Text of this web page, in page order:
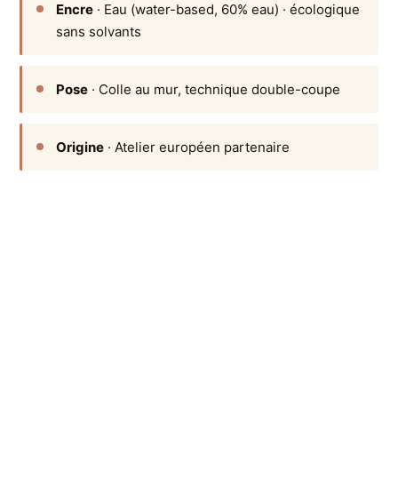
Encre · Eau (water-based, 60% eau) · écologique
sans solvants
Pose · Colle au mur, technique double-coupe
Origine · Atelier européen partenaire